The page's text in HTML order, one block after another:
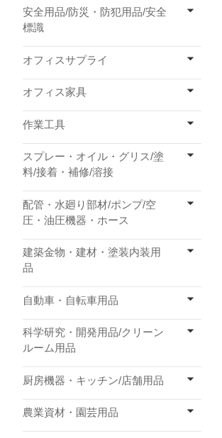
安全用品/防災・防犯用品/安全
標識
オフィスサプライ
オフィス家具
作業工具
スプレー・オイル・グリス/塗
料/接着・補修/溶接
配管・水廻り部材/ポンプ/空
圧・油圧機器・ホース
建築金物・建材・塗装内装用
品
自動車・自転車用品
科学研究・開発用品/クリーン
ルーム用品
厨房機器・キッチン/店舗用品
農業資材・園芸用品